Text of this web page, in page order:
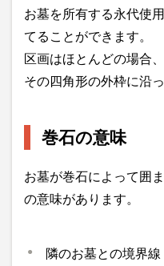
お墓を所有する永代使
てることができます。
区画はほとんどの場合
その四角形の外枠に沿
巻石の意味
お墓が巻石によって囲
の意味があります。
隣のお墓との境界線